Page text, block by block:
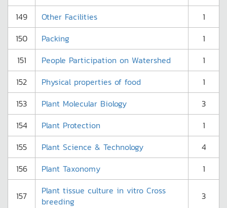
149
Other Facilities
1
150
Packing
1
151
People Participation on Watershed
1
152
Physical properties of food
1
153
Plant Molecular Biology
3
154
Plant Protection
1
155
Plant Science & Technology
4
156
Plant Taxonomy 1
157
Plant tissue culture in vitro Cross
breeding
3